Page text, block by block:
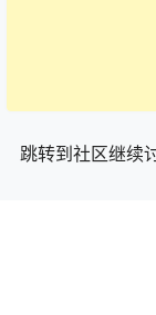
跳转到社区继续